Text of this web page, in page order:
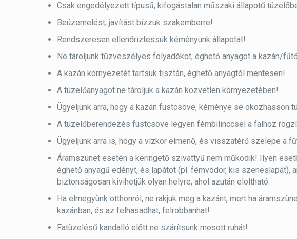
Csak engedélyezett típusű, kifogástalan műszaki állapotű
Beüzemelést, javítást bízzuk szakemberre!
Rendszeresen ellenőriztessük kéményünk állapotát!
Ne tároljunk tűzveszélyes folyadékot, éghető anyagot a kazán/
A kazán környezetét tartsuk tisztán, éghető anyagtól mentesen!
A tüzelőanyagot ne tároljuk a kazán közvetlen környezetében!
Ügyeljünk arra, hogy a kazán füstcsöve, kéménye se okozhasson
A tüzelőberendezés füstcsöve legyen fémbilinccsel a falhoz
Ügyeljünk arra is, hogy a vízkör elmenő, és visszatérő szelepe a
Áramszünet esetén a keringető szivattyű nem működik! Ilyen
éghető anyagű edényt, és lapátot (pl. fémvödör, kis szeneslapát),
biztonságosan kivihetjük olyan helyre, ahol azután eloltható.
Ha elmegyünk otthonról, ne rakjuk meg a kazánt, mert ha
kazánban, és az felhasadhat, felrobbanhat!
Fatüzelésű kandalló előtt ne szárítsunk mosott ruhát!